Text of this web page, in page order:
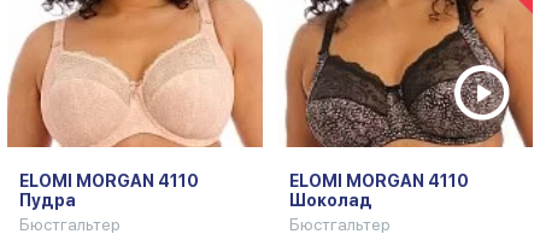
ELOMI MORGAN 4110
Пудра
Бюстгальтер
ELOMI MORGAN 4110
Шоколад
Бюстгальтер